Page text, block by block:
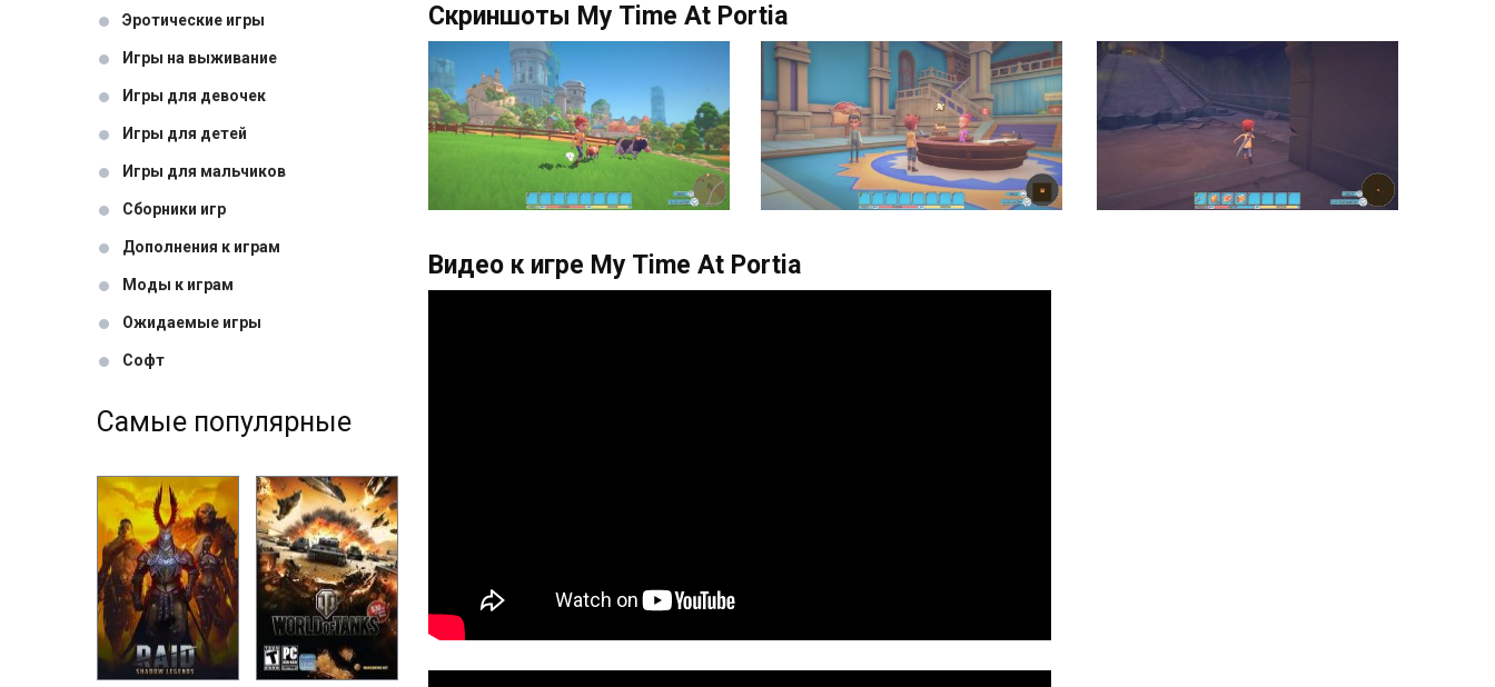
Эротические игры
Игры на выживание
Игры для девочек
Игры для детей
Игры для мальчиков
Сборники игр
Дополнения к играм
Моды к играм
Ожидаемые игры
Софт
Самые популярные
Скриншоты My Time At Portia
Видео к игре My Time At Portia